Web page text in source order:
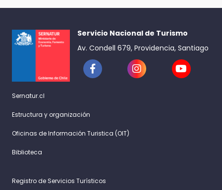
Servicio Nacional de Turismo
Av. Condell 679, Providencia, Santiago
Sernatur.cl
Estructura y organización
Oficinas de Información Turistica (OIT)
Biblioteca
Registro de Servicios Turísticos